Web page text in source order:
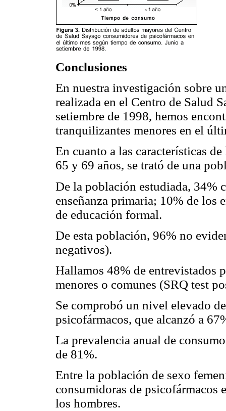
Conclusiones
En nuestra investigación sobre
realizada en el Centro de Salud
setiembre de 1998, hemos
tranquilizantes menores en el
En cuanto a las características
65 y 69 años, se trató de una
De la población estudiada, 34%
enseñanza primaria; 10% de los
de educación formal.
De esta población, 96% no
negativos).
Hallamos 48% de entrevistados
menores o comunes (SRQ test
Se comprobó un nivel elevado
psicofármacos, que alcanzó a
La prevalencia anual de
de 81%.
Entre la población de sexo
consumidoras de psicofármacos
los hombres.